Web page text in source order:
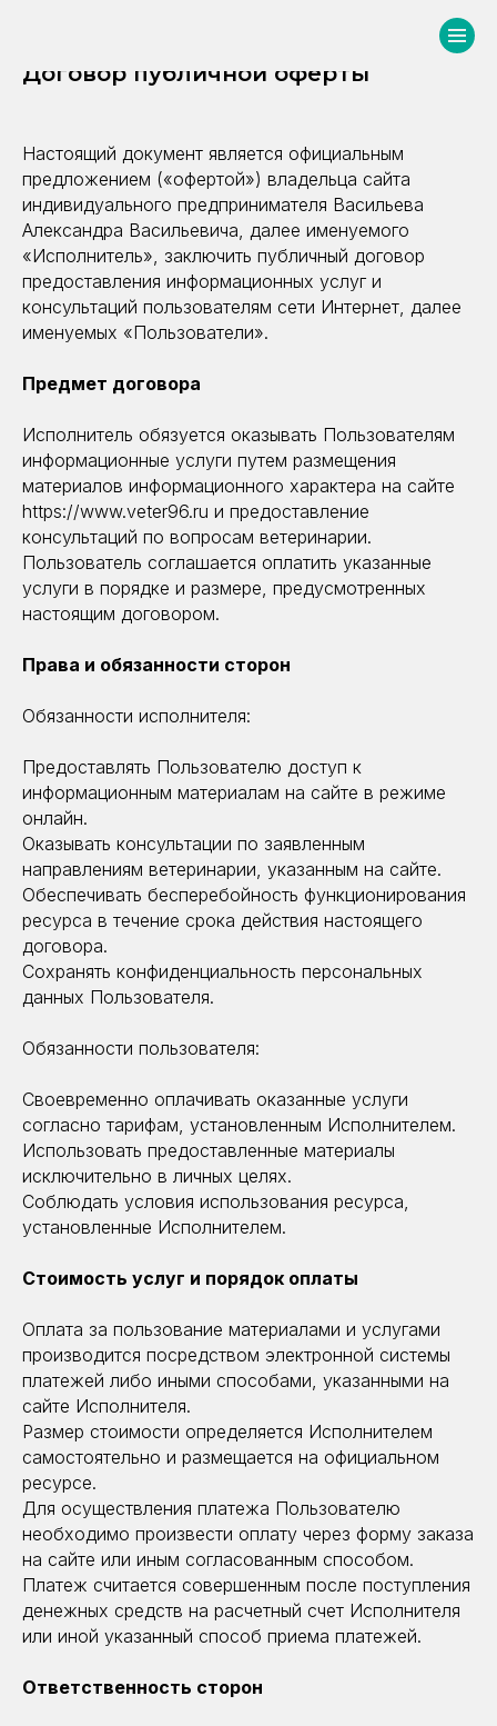
Договор публичной оферты
Настоящий документ является официальным
предложением («офертой») владельца сайта
индивидуального предпринимателя Васильева
Александра Васильевича, далее именуемого
«Исполнитель», заключить публичный договор
предоставления информационных услуг и
консультаций пользователям сети Интернет, далее
именуемых «Пользователи».
Предмет договора
Исполнитель обязуется оказывать Пользователям
информационные услуги путем размещения
материалов информационного характера на сайте
https://www.veter96.ru и предоставление
консультаций по вопросам ветеринарии.
Пользователь соглашается оплатить указанные
услуги в порядке и размере, предусмотренных
настоящим договором.
Права и обязанности сторон
Обязанности исполнителя:
Предоставлять Пользователю доступ к
информационным материалам на сайте в режиме
онлайн.
Оказывать консультации по заявленным
направлениям ветеринарии, указанным на сайте.
Обеспечивать бесперебойность функционирования
ресурса в течение срока действия настоящего
договора.
Сохранять конфиденциальность персональных
данных Пользователя.
Обязанности пользователя:
Своевременно оплачивать оказанные услуги
согласно тарифам, установленным Исполнителем.
Использовать предоставленные материалы
исключительно в личных целях.
Соблюдать условия использования ресурса,
установленные Исполнителем.
Стоимость услуг и порядок оплаты
Оплата за пользование материалами и услугами
производится посредством электронной системы
платежей либо иными способами, указанными на
сайте Исполнителя.
Размер стоимости определяется Исполнителем
самостоятельно и размещается на официальном
ресурсе.
Для осуществления платежа Пользователю
необходимо произвести оплату через форму заказа
на сайте или иным согласованным способом.
Платеж считается совершенным после поступления
денежных средств на расчетный счет Исполнителя
или иной указанный способ приема платежей.
Ответственность сторон